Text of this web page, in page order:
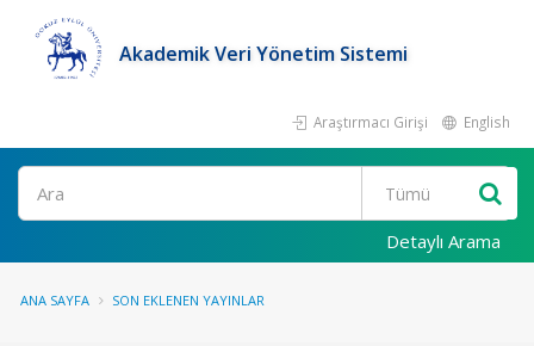
Akademik Veri Yönetim Sistemi
Araştırmacı Girişi English
Ara
Detaylı Arama
ANA SAYFA SON EKLENEN YAYINLAR